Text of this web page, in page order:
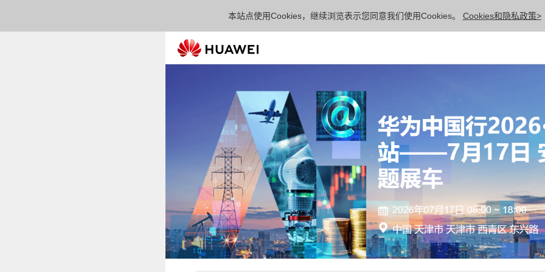
本站点使用Cookies，继续浏览表示您同意我们使用Cookies。 Cookies和隐私政策>